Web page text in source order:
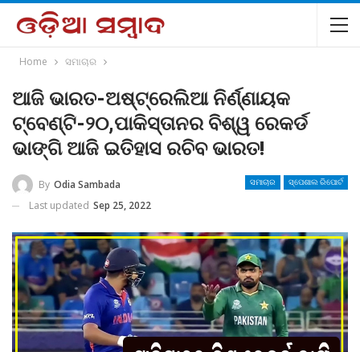
Home ସମାଚାର
ଆଜି ଭାରତ-ଅଷ୍ଟ୍ରେଲିଆ ନିର୍ଣ୍ଣାୟକ
ଟ୍ବେଣ୍ଟି-୨୦,ପାକିସ୍ତାନର ବିଶ୍ୱ ରେକର୍ଡ
ଭାଙ୍ଗି ଆଜି ଇତିହାସ ରଚିବ ଭାରତ!
ସମାଚାର ସ୍ପେଶାଲ ରିପୋର୍ଟ
By Odia Sambada
Last updated Sep 25, 2022